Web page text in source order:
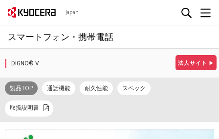
Japan
スマートフォン・携帯電話
法人サイト ▶
DIGNO® V
製品TOP 通話機能 耐久性能 スペック
取扱説明書